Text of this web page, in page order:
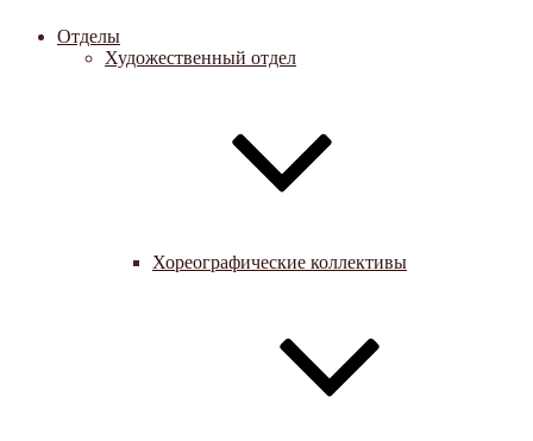
Отделы
Художественный отдел
Хореографические коллективы